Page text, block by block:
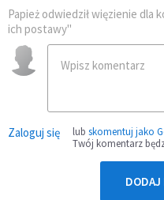
Papież odwiedził więzienie dla
ich postawy"
Zaloguj się lub skomentuj jako
Twój komentarz
DODAJ